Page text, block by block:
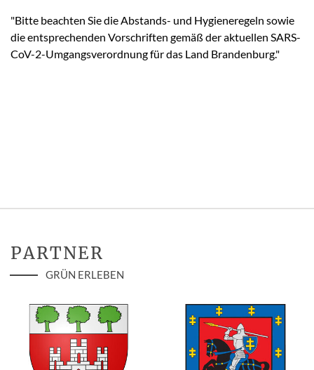
"Bitte beachten Sie die Abstands- und Hygieneregeln sowie
die entsprechenden Vorschriften gemäß der aktuellen SARS-
CoV-2-Umgangsverordnung für das Land Brandenburg."
PARTNER
GRÜN ERLEBEN